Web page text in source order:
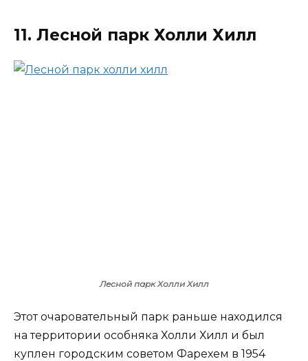
11. Лесной парк Холли Хилл
Лесной парк Холли Хилл
Этот очаровательный парк раньше находился
на территории особняка Холли Хилл и был
куплен городским советом Фарехем в 1954